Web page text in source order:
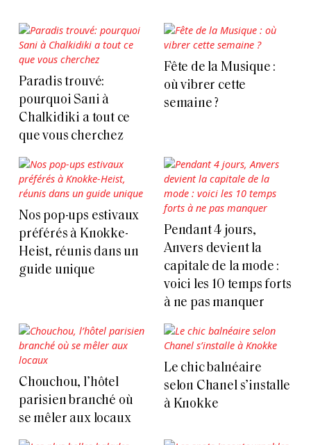
Paradis trouvé:
pourquoi Sani à
Chalkidiki a tout ce
que vous cherchez
Fête de la Musique :
où vibrer cette
semaine ?
Nos pop-ups estivaux
préférés à Knokke-
Heist, réunis dans un
guide unique
Pendant 4 jours,
Anvers devient la
capitale de la mode :
voici les 10 temps forts
à ne pas manquer
Chouchou, l’hôtel
parisien branché où
se mêler aux locaux
Le chic balnéaire
selon Chanel s’installe
à Knokke